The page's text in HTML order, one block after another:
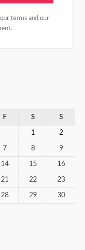
terms and our
F S S
1 2
7 8 9
14 15 16
21 22 23
28 29 30